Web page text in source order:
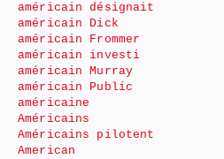
américain désignait
américain Dick
américain Frommer
américain investi
américain Murray
américain Public
américaine
Américains
Américains pilotent
American